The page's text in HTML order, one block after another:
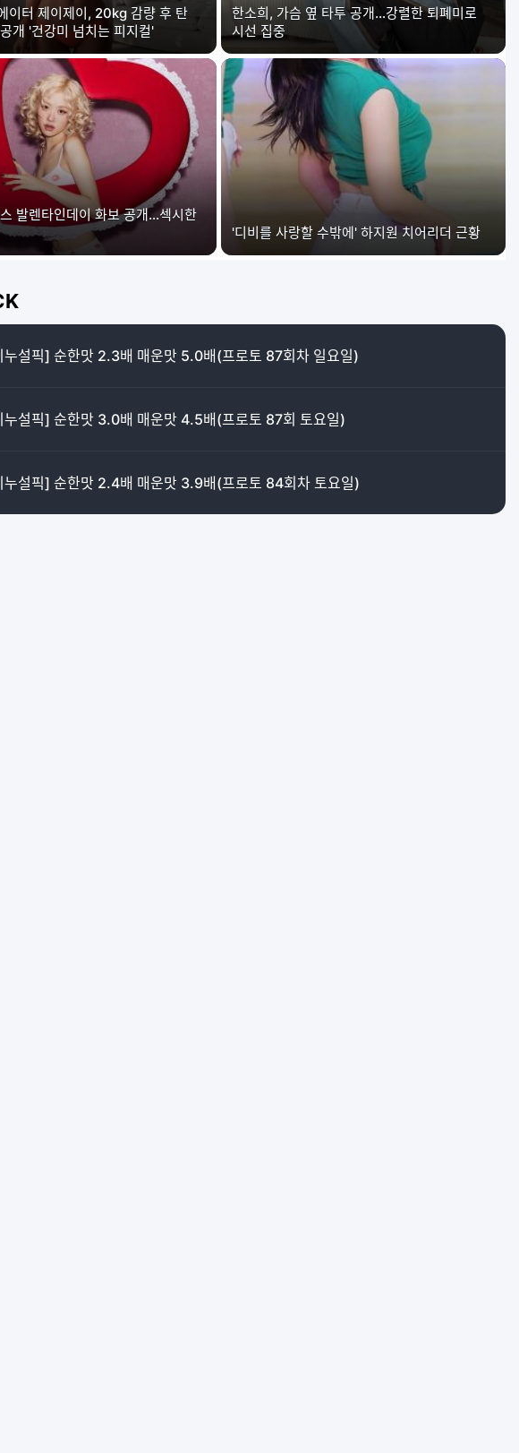
이터 제이제이, 20kg 감량 후 탄
개 '건강미 넘치는 피지컬'
한소희, 가슴 옆 타투 공개…강렬한 퇴폐미로
시선 집중
발렌타인데이 화보 공개…섹시한
'디비를 사랑할 수밖에' 하지원 치어리더 근황
누설픽] 순한맛 2.3배 매운맛 5.0배(프로토 87회차 일요일)
누설픽] 순한맛 3.0배 매운맛 4.5배(프로토 87회 토요일)
누설픽] 순한맛 2.4배 매운맛 3.9배(프로토 84회차 토요일)